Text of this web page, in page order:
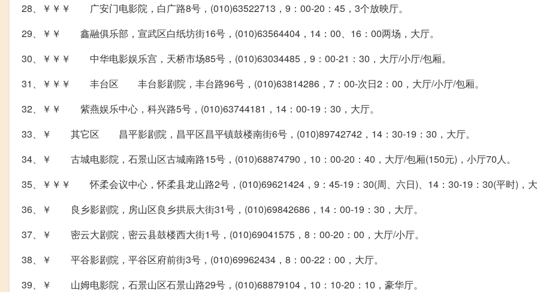
28、￥￥￥ 广安门电影院，白广路8号，(010)63522713，9：00-20：45，3个放映厅。
29、￥￥ 鑫融俱乐部，宣武区白纸坊街16号，(010)63564404，14：00、16：00两场，大厅。
30、￥￥￥ 中华电影娱乐宫，天桥市场85号，(010)63034485，9：00-21：30，大厅/小厅/包厢。
31、￥￥￥ 丰台区 丰台影剧院，丰台路96号，(010)63814286，7：00-次日2：00，大厅/小厅/包厢。
32、￥￥ 紫燕娱乐中心，科兴路5号，(010)63744181，14：00-19：30，大厅。
33、￥ 其它区 昌平影剧院，昌平区昌平镇鼓楼南街6号，(010)89742742，14：30-19：30，大厅。
34、￥ 古城电影院，石景山区古城南路15号，(010)68874790，10：00-20：40，大厅/包厢(150元)，小厅70人。
35、￥￥￥ 怀柔会议中心，怀柔县龙山路2号，(010)69621424，9：45-19：30(周、六日)、14：30-19：30(平时)，
36、￥ 良乡影剧院，房山区良乡拱辰大街31号，(010)69842686，14：00-19：30，大厅。
37、￥ 密云大剧院，密云县鼓楼西大街1号，(010)69041575，8：00-20：00，大厅/小厅。
38、￥ 平谷影剧院，平谷区府前街3号，(010)69962434，8：00-22：00，大厅。
39、￥ 山姆电影院，石景山区石景山路29号，(010)68879104，10：10-20：10，豪华厅。